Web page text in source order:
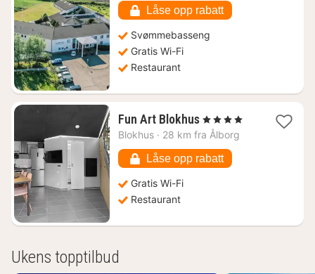
1149
kr.
Låse opp rabatt
Svømmebasseng
Gratis Wi-Fi
Restaurant
Fun Art Blokhus1
natt
1429
kr.
, 4 Stjerner
Blokhus · 28 km fra Ålborg
Låse opp rabatt
Gratis Wi-Fi
Restaurant
Ukens topptilbud